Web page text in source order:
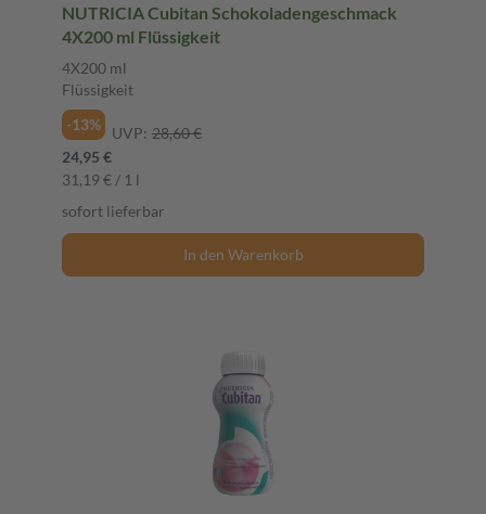
NUTRICIA Cubitan Schokoladengeschmack
4X200 ml Flüssigkeit
4X200 ml
Flüssigkeit
-13%
UVP: 28,60 €
24,95 €
31,19 € / 1 l
sofort lieferbar
In den Warenkorb